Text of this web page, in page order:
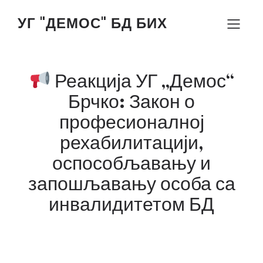
УГ "ДЕМОС" БД БИХ
Реакција УГ „Демос“
Брчко: Закон о
професионалној
рехабилитацији,
оспособљавању и
запошљавању особа са
инвалидитетом БД